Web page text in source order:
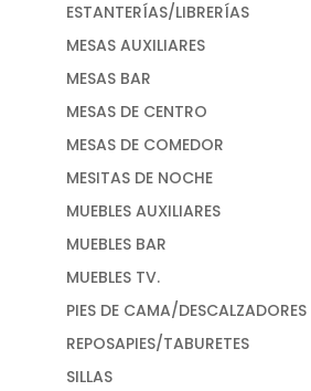
ESTANTERÍAS/LIBRERÍAS
MESAS AUXILIARES
MESAS BAR
MESAS DE CENTRO
MESAS DE COMEDOR
MESITAS DE NOCHE
MUEBLES AUXILIARES
MUEBLES BAR
MUEBLES TV.
PIES DE CAMA/DESCALZADORES
REPOSAPIES/TABURETES
SILLAS